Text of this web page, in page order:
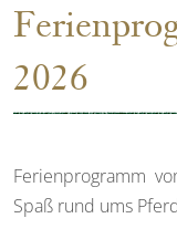
2026
Ferienprogramm
Spaß rund ums Pferd